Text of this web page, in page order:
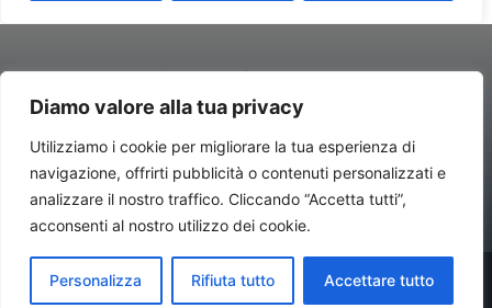
Diamo valore alla tua privacy
Utilizziamo i cookie per migliorare la tua esperienza di
navigazione, offrirti pubblicità o contenuti personalizzati e
analizzare il nostro traffico. Cliccando “Accetta tutti”,
acconsenti al nostro utilizzo dei cookie.
Personalizza Rifiuta tutto Accettare tutto
Contatti//Redazione:redazione@newsitalynews.it
© Copyright 2024 - Newsitalynews.it Antonio Rubino Consulting –
Via IV Novembre, 4 – 20124 Milano (Mi) - P.IVA 02661460739 Tutti i
diritti riservati